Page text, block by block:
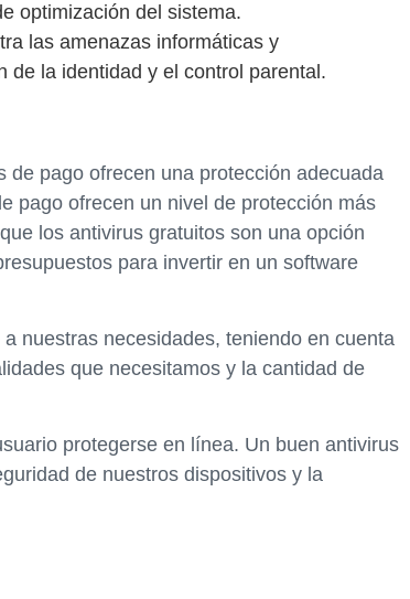
optimización del sistema.
las amenazas informáticas y
de la identidad y el control parental.
de pago ofrecen una protección adecuada
pago ofrecen un nivel de protección más
los antivirus gratuitos son una opción
para invertir en un software
nuestras necesidades, teniendo en cuenta
que necesitamos y la cantidad de
protegerse en línea. Un buen antivirus
de nuestros dispositivos y la